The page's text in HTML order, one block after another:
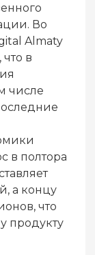
Во
Almaty
в
числе
в полтора
а концу
что
продукту